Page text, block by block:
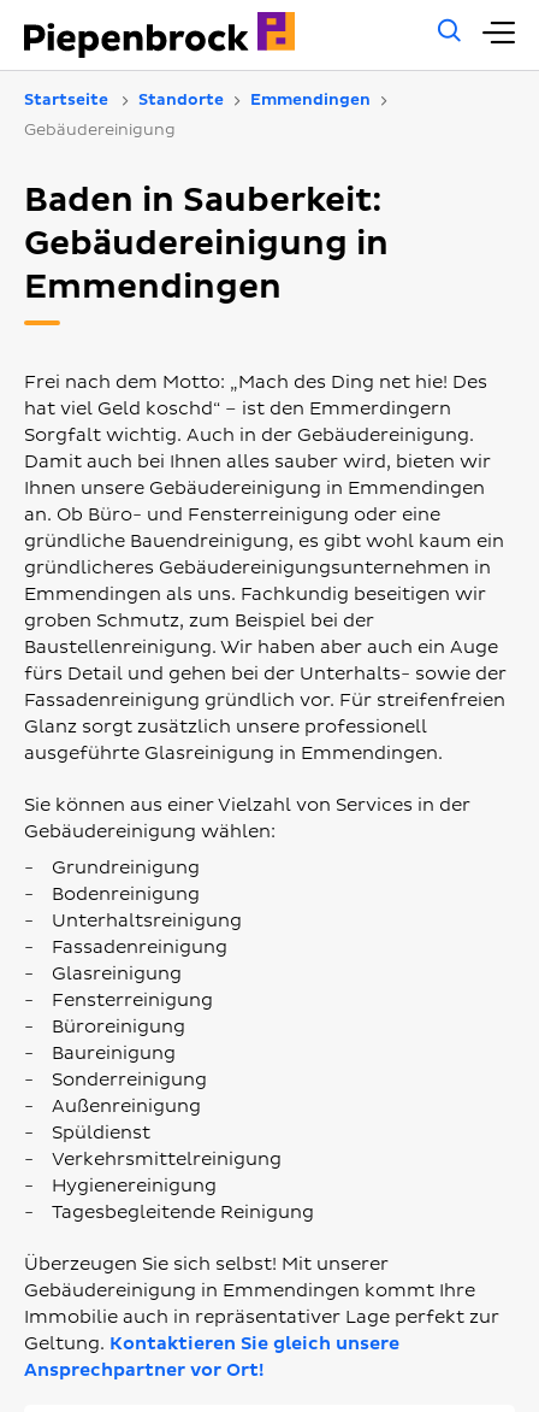
Startseite Standorte
Emmendingen
Gebäudereinigung
Baden in Sauberkeit:
Gebäudereinigung in
Emmendingen
Frei nach dem Motto: „Mach des Ding net hie! Des
hat viel Geld koschd“ – ist den Emmerdingern
Sorgfalt wichtig. Auch in der Gebäudereinigung.
Damit auch bei Ihnen alles sauber wird, bieten wir
Ihnen unsere Gebäudereinigung in Emmendingen
an. Ob Büro- und Fensterreinigung oder eine
gründliche Bauendreinigung, es gibt wohl kaum ein
gründlicheres Gebäudereinigungsunternehmen in
Emmendingen als uns. Fachkundig beseitigen wir
groben Schmutz, zum Beispiel bei der
Baustellenreinigung. Wir haben aber auch ein Auge
fürs Detail und gehen bei der Unterhalts- sowie der
Fassadenreinigung gründlich vor. Für streifenfreien
Glanz sorgt zusätzlich unsere professionell
ausgeführte Glasreinigung in Emmendingen.
Sie können aus einer Vielzahl von Services in der
Gebäudereinigung wählen:
Grundreinigung
Bodenreinigung
Unterhaltsreinigung
Fassadenreinigung
Glasreinigung
Fensterreinigung
Büroreinigung
Baureinigung
Sonderreinigung
Außenreinigung
Spüldienst
Verkehrsmittelreinigung
Hygienereinigung
Tagesbegleitende Reinigung
Überzeugen Sie sich selbst! Mit unserer
Gebäudereinigung in Emmendingen kommt Ihre
Immobilie auch in repräsentativer Lage perfekt zur
Geltung. Kontaktieren Sie gleich unsere
Ansprechpartner vor Ort!